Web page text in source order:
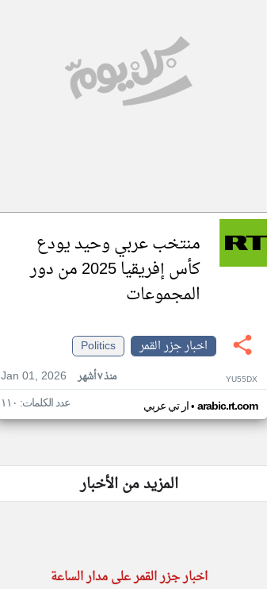
منتخب عربي وحيد يودع
كأس إفريقيا 2025 من دور
المجموعات
اخبار جزر القمر
Politics
Jan 01, 2026
منذ ٧ أشهر YU55DX
ار تي عربي• arabic.rt.com عدد الكلمات: ١١٠
المزيد من الأخبار
اخبار جزر القمر على مدار الساعة